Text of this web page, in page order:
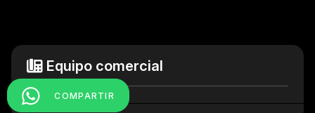
Equipo comercial
COMPARTIR